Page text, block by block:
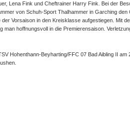
Lena Fink und Cheftrainer Harry Fink. Bei der
von Schuh-Sport Thalhammer in Garching
Vorsaison in den Kreisklasse aufgestiegen. Mit
man hoffnungsvoll in die Premierensaison.
Hohenthann-Beyharting/FFC 07 Bad Aibling II